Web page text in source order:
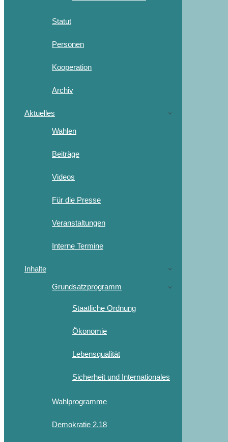
Statut
Personen
Kooperation
Archiv
Aktuelles
Wahlen
Beiträge
Videos
Für die Presse
Veranstaltungen
Interne Termine
Inhalte
Grundsatzprogramm
Staatliche Ordnung
Ökonomie
Lebensqualität
Sicherheit und Internationales
Wahlprogramme
Demokratie 2.18